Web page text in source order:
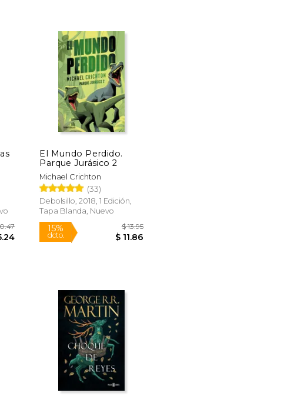
$ 21.11
$ 70.47
$ 35.24
El Mundo Perdido.
Parque Jurásico 2
Michael Crichton
(33)
Debolsillo, 2018, 1 Edición,
Tapa Blanda, Nuevo
15%
dcto.